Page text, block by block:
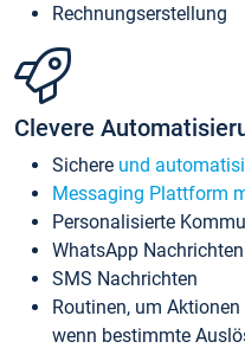
Rechnungserstellung
Clevere
Sichere und
Messaging Plattform
Personalisierte
WhatsApp
SMS Nachrichten
Routinen, um
wenn bestimmte